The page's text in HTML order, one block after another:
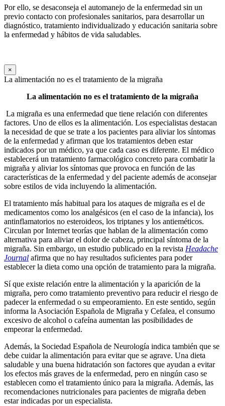
Por ello, se desaconseja el automanejo de la enfermedad sin un
previo contacto con profesionales sanitarios, para desarrollar un
diagnóstico, tratamiento individualizado y educación sanitaria sobre
la enfermedad y hábitos de vida saludables.
×
La alimentación no es el tratamiento de la migraña
La alimentación no es el tratamiento de la migraña
La migraña es una enfermedad que tiene relación con diferentes
factores. Uno de ellos es la alimentación. Los especialistas destacan
la necesidad de que se trate a los pacientes para aliviar los síntomas
de la enfermedad y afirman que los tratamientos deben estar
indicados por un médico, ya que cada caso es diferente. El médico
establecerá un tratamiento farmacológico concreto para combatir la
migraña y aliviar los síntomas que provoca en función de las
características de la enfermedad y del paciente además de aconsejar
sobre estilos de vida incluyendo la alimentación.
El tratamiento más habitual para los ataques de migraña es el de
medicamentos como los analgésicos (en el caso de la infancia), los
antinflamatorios no esteroideos, los triptanes y los antieméticos.
Circulan por Internet teorías que hablan de la alimentación como
alternativa para aliviar el dolor de cabeza, principal síntoma de la
migraña. Sin embargo, un estudio publicado en la revista Headache
Journal afirma que no hay resultados suficientes para poder
establecer la dieta como una opción de tratamiento para la migraña.
Sí que existe relación entre la alimentación y la aparición de la
migraña, pero como tratamiento preventivo para reducir el riesgo de
padecer la enfermedad o su empeoramiento. En este sentido, según
informa la Asociación Española de Migraña y Cefalea, el consumo
excesivo de alcohol o cafeína aumentan las posibilidades de
empeorar la enfermedad.
Además, la Sociedad Española de Neurología indica también que se
debe cuidar la alimentación para evitar que se agrave. Una dieta
saludable y una buena hidratación son factores que ayudan a evitar
los efectos más graves de la enfermedad, pero en ningún caso se
establecen como el tratamiento único para la migraña. Además, las
recomendaciones nutricionales para pacientes de migraña deben
estar indicadas por un especialista.